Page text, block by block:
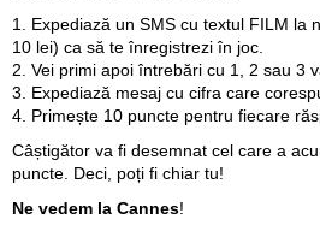
1. Expediază un SMS cu textul FILM la
10 lei) ca să te înregistrezi în joc.
2. Vei primi apoi întrebări cu 1, 2 sau 3
3. Expediază mesaj cu cifra care
4. Primește 10 puncte pentru fiecare
Câștigător va fi desemnat cel care a
puncte. Deci, poți fi chiar tu!
Ne vedem la Cannes!